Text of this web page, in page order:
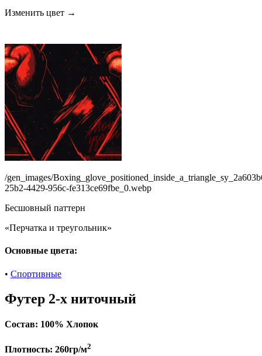
Изменить цвет →
/gen_images/
25b2-4429-956c-fe313ce69fbe_0.webp
Бесшовный паттерн
«Перчатка и треугольник»
Основные цвета:
• Спортивные
Футер 2-х ниточный
Состав: 100% Хлопок
Плотность: 260гр/м2